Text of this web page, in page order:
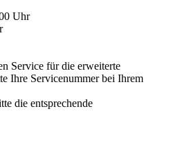
Uhr
Service für die erweiterte
Ihre Servicenummer bei Ihrem
die entsprechende